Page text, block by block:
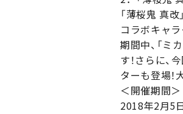
「薄桜鬼 真
コラボキャ
期間中、「ミ
す！さらに、
ターも登場！
＜開催期間＞
2018年2月5